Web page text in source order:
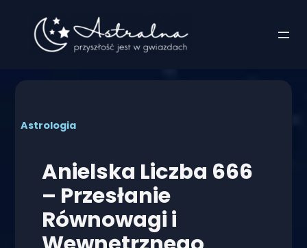
Astrologia
Anielska Liczba 666
– Przesłanie
Równowagi i